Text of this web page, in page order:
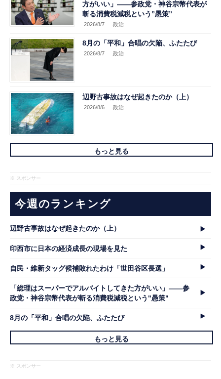
方がいい」――参政党・神谷宗幣代表が
斬る消費税減税という”愚策”
2026/8/7 .政治
8月の「平和」合唱の欠陥、ふたたび
2026/8/7 .政治
辺野古事故はなぜ起きたのか（上）
2026/8/6 .政治
もっと見る
※ スポンサー
今週のランキング
辺野古事故はなぜ起きたのか（上）
印西市に日本の経済成長の現場を見た
自民・維新タッグ候補敗れたわけ「世田谷区長選」
「総理はスーパーでアルバイトしてきた方がいい」――参
政党・神谷宗幣代表が斬る消費税減税という"愚策"
8月の「平和」合唱の欠陥、ふたたび
もっと見る
※ スポンサー